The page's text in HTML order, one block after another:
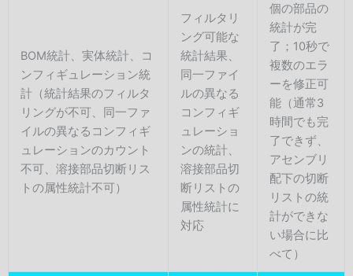
BOM統計、実体統計、コ
ンフィギュレーション統
計（統計結果のフィルタ
リングが不可、同一ファ
イルの異なるコンフィギ
ュレーションのカウント
不可、溶接部品切断リス
トの属性統計不可）
フィルタリ
ング可能な
統計結果、
同一ファイ
ルの異なる
コンフィギ
ュレーショ
ンの統計、
溶接部品切
断リストの
属性統計に
対応
個の部品の
統計が完
了；10秒で
複数のエラ
ーを修正可
能（通常3
時間でも完
了できず、
アセンブリ
配下の切断
リストの統
計ができな
い場合に比
べて）